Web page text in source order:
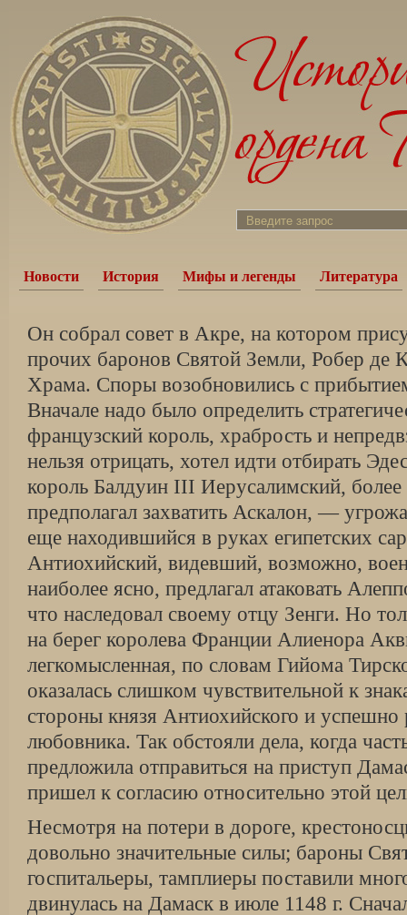
Новости История Мифы и легенды Литература
Он собрал совет в Акре, на котором
прочих баронов Святой Земли, Робер де
Храма. Споры возобновились с
Вначале надо было определить
французский король, храбрость и
нельзя отрицать, хотел идти отбирать
король Балдуин III Иерусалимский, более
предполагал захватить Аскалон, —
еще находившийся в руках египетских
Антиохийский, видевший, возможно,
наиболее ясно, предлагал атаковать
что наследовал своему отцу Зенги. Но
на берег королева Франции Алиенора
легкомысленная, по словам Гийома
оказалась слишком чувствительной к
стороны князя Антиохийского и
любовника. Так обстояли дела, когда
предложила отправиться на приступ
пришел к согласию относительно этой
Несмотря на потери в дороге,
довольно значительные силы; бароны
госпитальеры, тамплиеры поставили
двинулась на Дамаск в июле 1148 г.